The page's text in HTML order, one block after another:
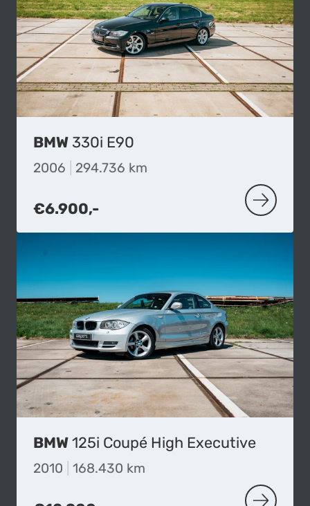
BMW 330i E90
2006 294.736 km
€6.900,- MEER
BMW 125i Coupé High Executive
2010 168.430 km